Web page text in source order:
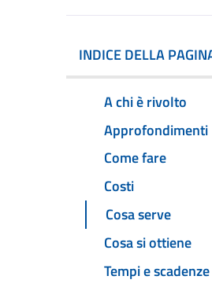
INDICE DELLA
A chi è rivolto
Approfondimenti
Come fare
Costi
Cosa serve
Cosa si ottiene
Tempi e scadenze